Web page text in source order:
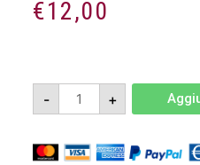
€12,00
-
Diecianni
Malvasia
Nera
-
Salento
+